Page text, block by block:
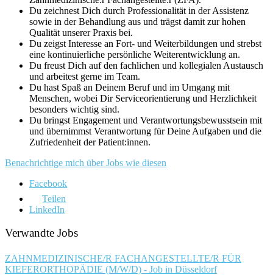
Du zeichnest Dich durch Professionalität in der Assistenz
sowie in der Behandlung aus und trägst damit zur hohen
Qualität unserer Praxis bei.
Du zeigst Interesse an Fort- und Weiterbildungen und strebst
eine kontinuierliche persönliche Weiterentwicklung an.
Du freust Dich auf den fachlichen und kollegialen Austausch
und arbeitest gerne im Team.
Du hast Spaß an Deinem Beruf und im Umgang mit
Menschen, wobei Dir Serviceorientierung und Herzlichkeit
besonders wichtig sind.
Du bringst Engagement und Verantwortungsbewusstsein mit
und übernimmst Verantwortung für Deine Aufgaben und die
Zufriedenheit der Patient:innen.
Benachrichtige mich über Jobs wie diesen
Facebook
Teilen
LinkedIn
Verwandte Jobs
ZAHNMEDIZINISCHE/R FACHANGESTELLTE/R FÜR
KIEFERORTHOPÄDIE (M/W/D) - Job in Düsseldorf